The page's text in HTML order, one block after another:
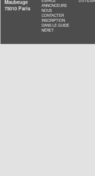
comme un désir
relations amicales…
des acteurs du soin ou
d’être ensemble.